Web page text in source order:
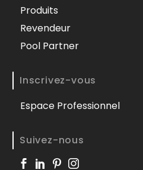
Produits
Revendeur
Pool Partner
Inscrivez-vous
Espace Professionnel
Suivez-nous